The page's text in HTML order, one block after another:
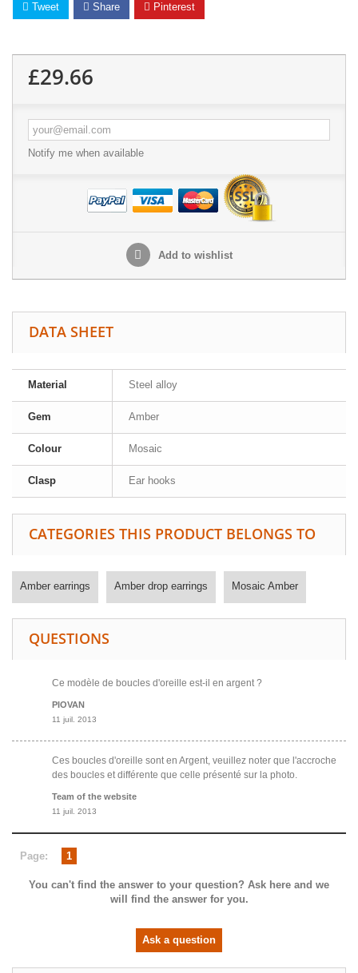
Tweet Share Pinterest
£29.66
Notify me when available
Add to wishlist
DATA SHEET
Material Steel alloy
Gem Amber
Colour Mosaic
Clasp Ear hooks
CATEGORIES THIS PRODUCT BELONGS TO
Amber earrings Amber drop earrings Mosaic Amber
QUESTIONS
Ce modèle de boucles d'oreille est-il en argent ?
PIOVAN
11 juil. 2013
Ces boucles d'oreille sont en Argent, veuillez noter que l'accroche
des boucles et différente que celle présenté sur la photo.
Team of the website
11 juil. 2013
Page: 1
You can't find the answer to your question? Ask here and we
will find the answer for you.
Ask a question